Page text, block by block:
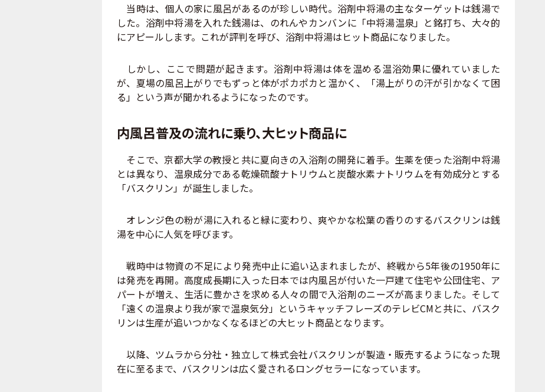
当時は、個人の家に風呂があるのが珍しい時代。浴剤中将湯の主なターゲットは銭湯で
した。浴剤中将湯を入れた銭湯は、のれんやカンバンに「中将湯温泉」と銘打ち、大々的
にアピールします。これが評判を呼び、浴剤中将湯はヒット商品になりました。
しかし、ここで問題が起きます。浴剤中将湯は体を温める温浴効果に優れていました
が、夏場の風呂上がりでもずっと体がポカポカと温かく、「湯上がりの汗が引かなくて困
る」という声が聞かれるようになったのです。
内風呂普及の流れに乗り、大ヒット商品に
そこで、京都大学の教授と共に夏向きの入浴剤の開発に着手。生薬を使った浴剤中将湯
とは異なり、温泉成分である乾燥硫酸ナトリウムと炭酸水素ナトリウムを有効成分とする
「バスクリン」が誕生しました。
オレンジ色の粉が湯に入れると緑に変わり、爽やかな松葉の香りのするバスクリンは銭
湯を中心に人気を呼びます。
戦時中は物資の不足により発売中止に追い込まれましたが、終戦から5年後の1950年に
は発売を再開。高度成長期に入った日本では内風呂が付いた一戸建て住宅や公団住宅、ア
パートが増え、生活に豊かさを求める人々の間で入浴剤のニーズが高まりました。そして
「遠くの温泉より我が家で温泉気分」というキャッチフレーズのテレビCMと共に、バスク
リンは生産が追いつかなくなるほどの大ヒット商品となります。
以降、ツムラから分社・独立して株式会社バスクリンが製造・販売するようになった現
在に至るまで、バスクリンは広く愛されるロングセラーになっています。